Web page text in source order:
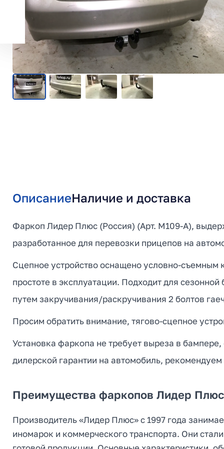
ОписаниеНаличие и доставка
Фаркоп Лидер Плюс (Россия) (Арт. M109-A),
разработанное для перевозки прицепов на
Сцепное устройство оснащено условно-съемным
простоте в эксплуатации. Подходит для
путем закручивания/раскручивания 2 болтов
Просим обратить внимание, тягово-сцепное
Установка фаркопа не требует выреза в
дилерской гарантии на автомобиль,
Преимущества фаркопов Лидер
Производитель «Лидер Плюс» с 1997 года
иномарок и коммерческого транспорта. Они